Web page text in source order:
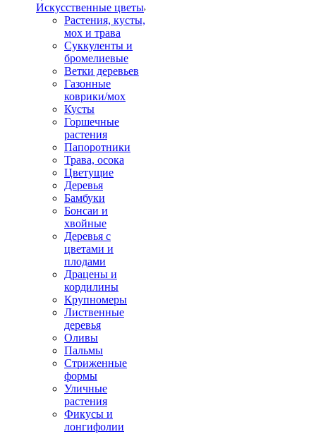
Искусственные цветы
Растения, кусты,
мох и трава
Суккуленты и
бромелиевые
Ветки деревьев
Газонные
коврики/мох
Кусты
Горшечные
растения
Папоротники
Трава, осока
Цветущие
Деревья
Бамбуки
Бонсаи и
хвойные
Деревья с
цветами и
плодами
Драцены и
кордилины
Крупномеры
Лиственные
деревья
Оливы
Пальмы
Стриженные
формы
Уличные
растения
Фикусы и
лонгифолии